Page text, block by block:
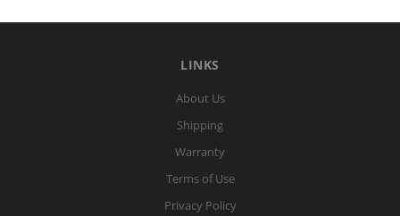
LINKS
About Us
Shipping
Warranty
Terms of Use
Privacy Policy